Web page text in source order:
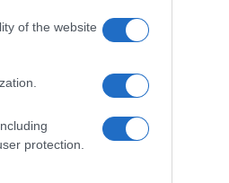
of the website
protection.